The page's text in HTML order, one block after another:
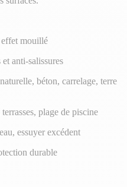
mouillé
anti-salissures
béton, carrelage, terre
plage de piscine
essuyer excédent
durable